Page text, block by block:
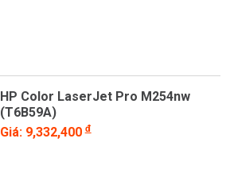
HP Color LaserJet Pro M254nw
(T6B59A)
Giá: 9,332,400đ